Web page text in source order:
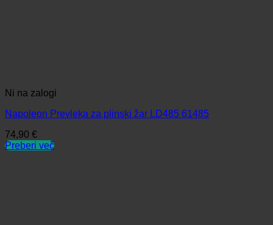
Ni na zalogi
Napoleon Prevleka za plinski žar LD485 61485
74,90 €
Preberi več